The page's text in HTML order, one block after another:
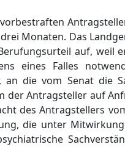
Monaten. Das
auf, weil
eines Falles
die vom Senat die
der Antragsteller auf
des Antragstellers
die unter